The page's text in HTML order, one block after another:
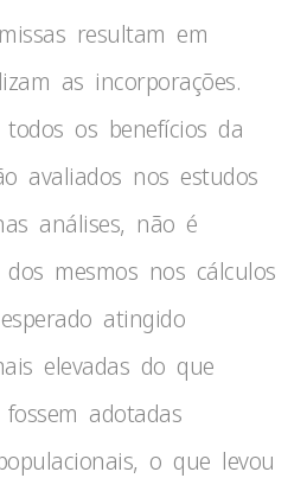
resultam em
as incorporações.
os benefícios da
avaliados nos estudos
análises, não é
mesmos nos cálculos
atingido
elevadas do que
adotadas
o que levou